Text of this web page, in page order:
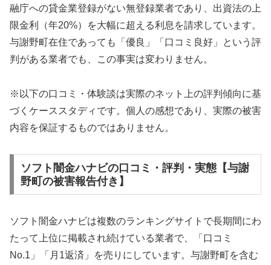
融庁への貸金業登録がない無登録業者であり、出資法の上
限金利（年20%）を大幅に超える利息を請求しています。
与謝野町在住であっても「優良」「口コミ良好」という評
判がある業者でも、この事実は変わりません。
※以下の口コミ・体験談は実際のネット上の評判傾向に基
づくケーススタディです。個人の感想であり、実際の被害
内容を保証するものではありません。
ソフト闇金ハナビの口コミ・評判・実態【与謝
野町の被害報告付き】
ソフト闇金ハナビは複数のランキングサイトで長期間にわ
たって上位に掲載され続けている業者で、「口コミ
No.1」「月1返済」を売りにしています。与謝野町を含む